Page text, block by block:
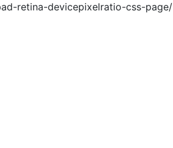
retina-devicepixelratio-css-page/